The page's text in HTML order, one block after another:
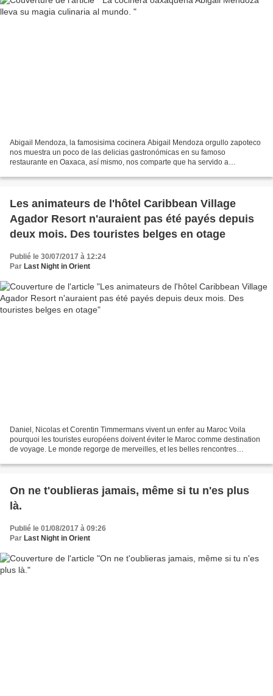
Abigail Mendoza, la famosisima cocinera Abigail Mendoza orgullo zapoteco
nos muestra un poco de las delicias gastronómicas en su famoso
restaurante en Oaxaca, así mismo, nos comparte que ha servido a
Les animateurs de l'hôtel Caribbean Village
Agador Resort n'auraient pas été payés depuis
deux mois. Des touristes belges en otage
Publié le 30/07/2017 à 12:24
Par Last Night in Orient
Daniel, Nicolas et Corentin Timmermans vivent un enfer au Maroc Voila
pourquoi les touristes européens doivent éviter le Maroc comme destination
de voyage. Le monde regorge de merveilles, et les belles rencontres
On ne t'oublieras jamais, même si tu n'es plus
là.
Publié le 01/08/2017 à 09:26
Par Last Night in Orient